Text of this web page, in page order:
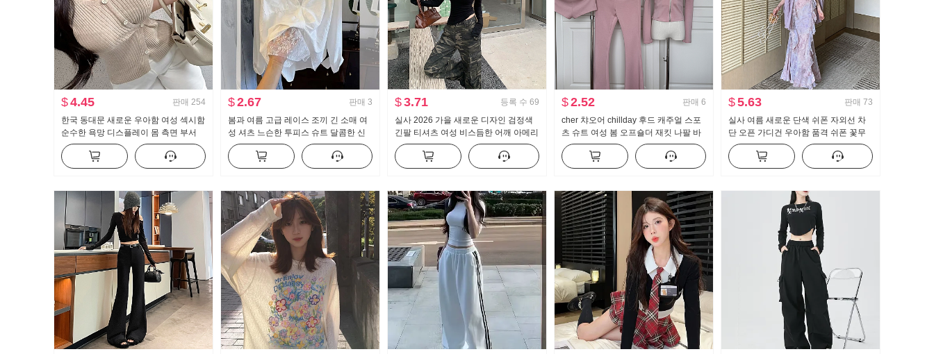
$4.45 판매 254
한국 동대문 새로운 우아함 여성 섹시함
순수한 욕망 디스플레이 몸 측면 부서
버클 반팔 니트 티셔츠 맨위
$2.67 판매 3
봄과 여름 고급 레이스 조끼 긴 소매 여
성 셔츠 느슨한 투피스 슈트 달콤한 신
선한
$3.71 등록 수 69
실사 2026 가을 새로운 디자인 검정색
긴팔 티셔츠 여성 비스듬한 어깨 아메리
칸 핫걸 오프숄더 오프숄더 맨위
$2.52 판매 6
cher 챠오어 chillday 후드 캐주얼 스포
츠 슈트 여성 봄 오프숄더 재킷 나팔 바
지 3종 세트
$5.63 판매 73
실사 여름 새로운 단색 쉬폰 자외선 차
단 오픈 가디건 우아함 품격 쉬폰 꽃무
늬 여성 드레스 투피스 세트